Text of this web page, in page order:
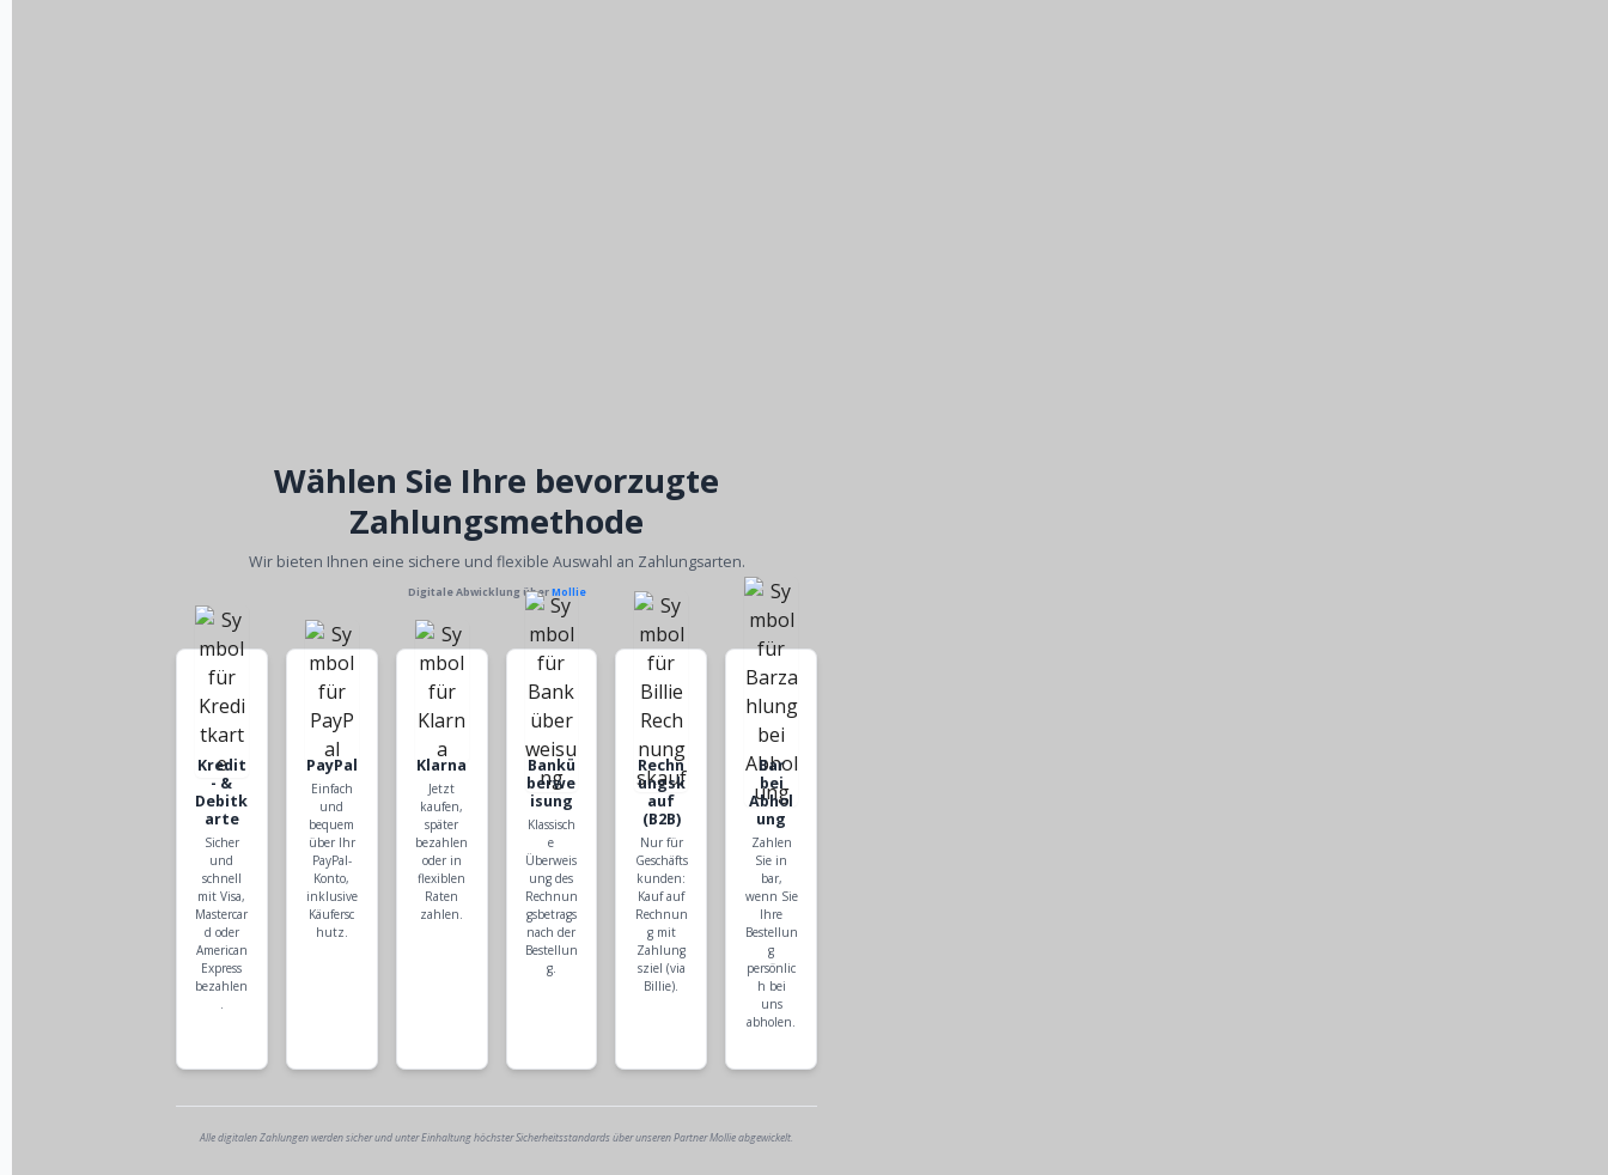
Wählen Sie Ihre bevorzugte
Zahlungsmethode
Wir bieten Ihnen eine sichere und flexible Auswahl an Zahlungsarten.
Digitale Abwicklung überMollie
Kredit
- &
Debitk
arte
Sicher
und
schnell
mit Visa,
Mastercar
d oder
American
Express
bezahlen
.
PayPal
Einfach
und
bequem
über Ihr
PayPal-
Konto,
inklusive
Käufersc
hutz.
Klarna
Jetzt
kaufen,
später
bezahlen
oder in
flexiblen
Raten
zahlen.
Bankü
berwe
isung
Klassisch
e
Überweis
ung des
Rechnun
gsbetrags
nach der
Bestellun
g.
Rechn
ungsk
auf
(B2B)
Nur für
Geschäfts
kunden:
Kauf auf
Rechnun
g mit
Zahlung
sziel (via
Billie).
Bar
bei
Abhol
ung
Zahlen
Sie in
bar,
wenn Sie
Ihre
Bestellun
g
persönlic
h bei
uns
abholen.
Alle digitalen Zahlungen werden sicher und unter Einhaltung höchster Sicherheitsstandards über unseren Partner Mollie abgewickelt.